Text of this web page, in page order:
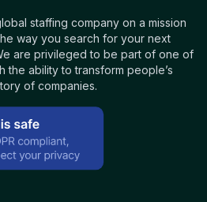
staffing company on a mission
way you search for your next
are privileged to be part of one of
the ability to transform people’s
of companies.